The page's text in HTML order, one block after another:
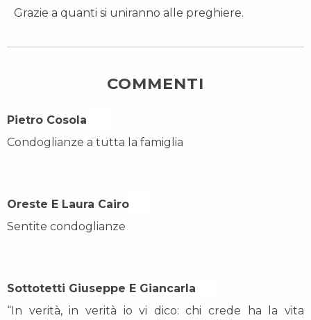
Grazie a quanti si uniranno alle preghiere.
COMMENTI
Pietro Cosola On
Condoglianze a tutta la famiglia
Oreste E Laura Cairo On
Sentite condoglianze
Sottotetti Giuseppe E Giancarla On
“In verità, in verità io vi dico: chi crede ha la vita